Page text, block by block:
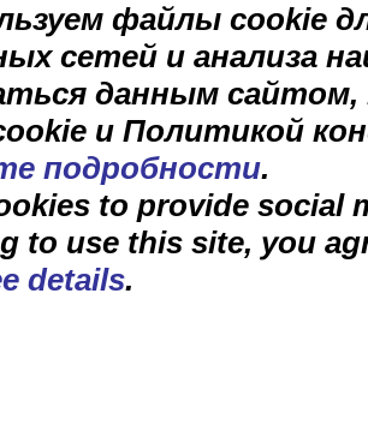
файлы cookie
сетей и анализа
данным
и Политикой
подробности.
to provide social
to use this site, you
details.